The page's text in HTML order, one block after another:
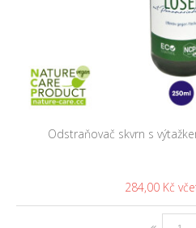
Odstraňovač skvrn s
284,00 Kč